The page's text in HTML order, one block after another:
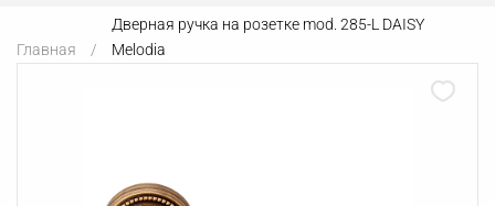
Главная
Дверная ручка на розетке mod. 285-L DAISY
Melodia